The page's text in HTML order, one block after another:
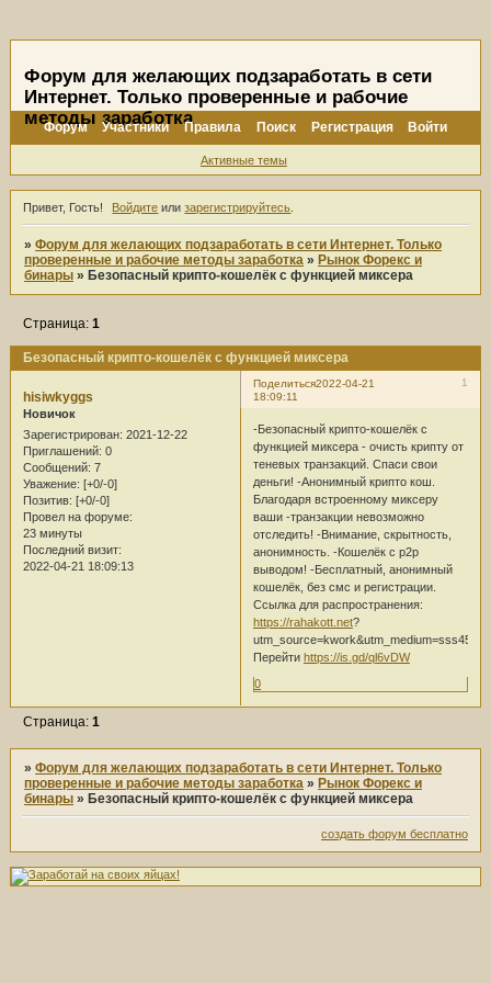
Форум для желающих подзаработать в сети
Интернет. Только проверенные и рабочие
методы заработка
Форум Участники Правила Поиск Регистрация Войти
Активные темы
Привет, Гость! Войдите илизарегистрируйтесь
»Форум для желающих подзаработать в сети Интернет. Только
проверенные и рабочие методы заработка » Рынок Форекс и
бинары » Безопасный крипто-кошелёк с функцией миксера
Безопасный крипто-кошелёк с функцией миксера
Страница:1
Поделиться 1
2022-04-21
18:09:11
hisiwkyggs
Новичок
Зарегистрирован: 2021-12-22
Приглашений: 0
Сообщений: 7
Уважение: [+0/-0]
Позитив: [+0/-0]
Провел на форуме:
23 минуты
Последний визит:
2022-04-21 18:09:13
-Безопасный крипто-кошелёк с
функцией миксера - очисть крипту от
теневых транзакций. Спаси свои
деньги! -Анонимный крипто кош.
Благодаря встроенному миксеру
ваши -транзакции невозможно
отследить! -Внимание, скрытность,
анонимность. -Кошелёк с p2p
выводом! -Бесплатный, анонимный
кошелёк, без смс и регистрации.
Ссылка для распространения:
https://rahakott.net?
Перейти https://is.gd/ql6vDW
0
Страница:1
»Форум для желающих подзаработать в сети Интернет. Только
проверенные и рабочие методы заработка » Рынок Форекс и
бинары » Безопасный крипто-кошелёк с функцией миксера
создать форум бесплатно